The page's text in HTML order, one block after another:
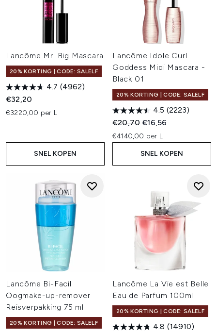
Lancôme Mr. Big Mascara
20% KORTING | CODE: SALELF
4.7 (4962)
€32,20
€3220,00 per L
SNEL KOPEN
Lancôme Idole Curl
Goddess Midi Mascara -
Black 01
20% KORTING | CODE: SALELF
4.5 (2223)
Recommended Retail Price:
€20,70Huidige prijs:
€16,56
€4140,00 per L
SNEL KOPEN
Lancôme Bi-Facil
Oogmake-up-remover
Reisverpakking 75 ml
20% KORTING | CODE: SALELF
Lancôme La Vie est Belle
Eau de Parfum 100ml
20% KORTING | CODE: SALELF
4.8 (14910)